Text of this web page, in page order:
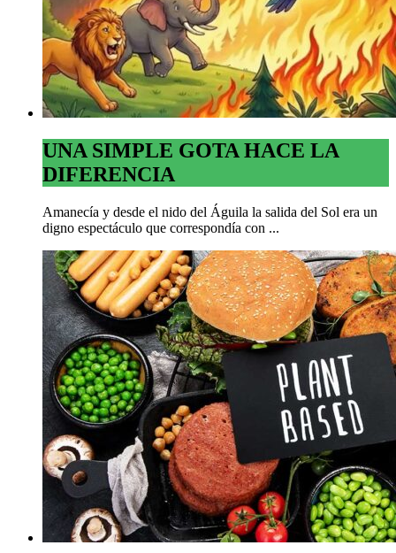
UNA SIMPLE GOTA HACE LA
DIFERENCIA
Amanecía y desde el nido del Águila la salida del Sol era un
digno espectáculo que correspondía con ...